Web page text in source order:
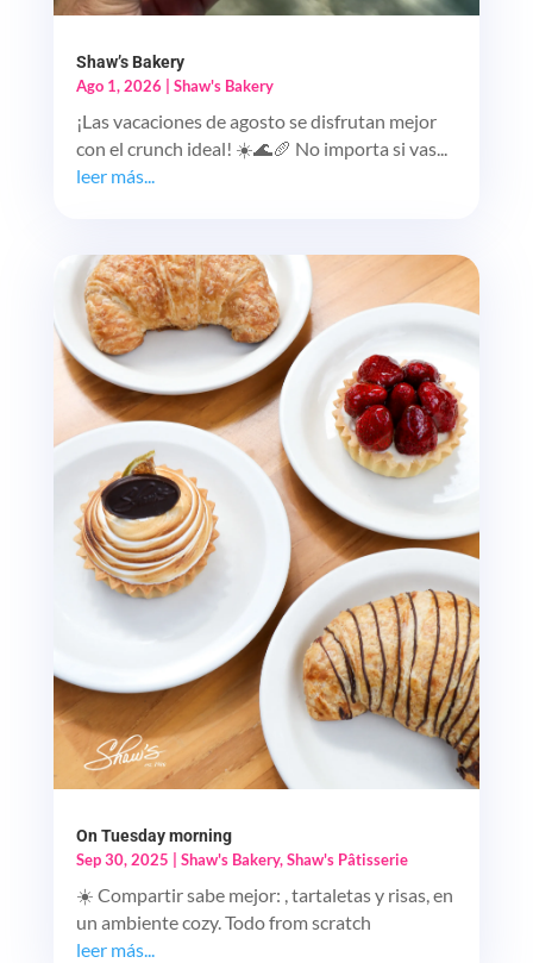
Shaw’s Bakery
Ago 1, 2026
Shaw's Bakery
¡Las vacaciones de agosto se disfrutan mejor
con el crunch ideal! ☀️🌊🥖 No importa si vas...
leer más...
On Tuesday morning
Sep 30, 2025
Shaw's Bakery,Shaw's Pâtisserie
☀️ Compartir sabe mejor: , tartaletas y risas, en
un ambiente cozy. Todo from scratch
leer más...